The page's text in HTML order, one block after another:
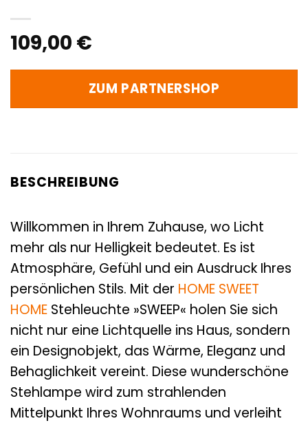
109,00 €
ZUM PARTNERSHOP
BESCHREIBUNG
Willkommen in Ihrem Zuhause, wo Licht
mehr als nur Helligkeit bedeutet. Es ist
Atmosphäre, Gefühl und ein Ausdruck Ihres
persönlichen Stils. Mit der HOME SWEET
HOME Stehleuchte »SWEEP« holen Sie sich
nicht nur eine Lichtquelle ins Haus, sondern
ein Designobjekt, das Wärme, Eleganz und
Behaglichkeit vereint. Diese wunderschöne
Stehlampe wird zum strahlenden
Mittelpunkt Ihres Wohnraums und verleiht